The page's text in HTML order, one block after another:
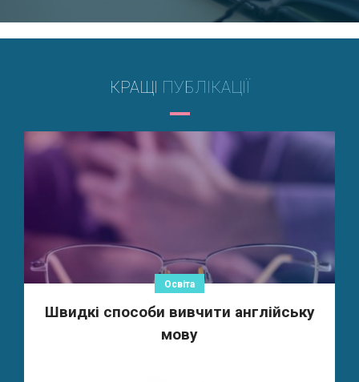
КРАЩІ ПУБЛІКАЦІЇ
Освіта
Швидкі способи вивчити англійську
мову